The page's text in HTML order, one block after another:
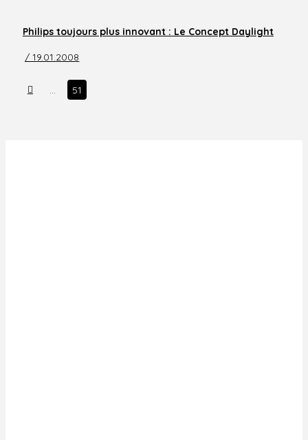
Philips toujours plus innovant : Le Concept Daylight
/ 19.01.2008
Prev 51